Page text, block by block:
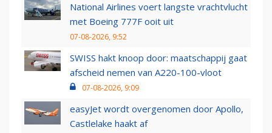
National Airlines voert langste vrachtvlucht
met Boeing 777F ooit uit
07-08-2026, 9:52
SWISS hakt knoop door: maatschappij gaat
afscheid nemen van A220-100-vloot
07-08-2026, 9:09
easyJet wordt overgenomen door Apollo,
Castlelake haakt af